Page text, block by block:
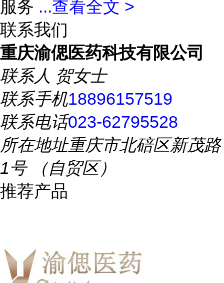
服务 ...查看全文 >
联系我们
重庆渝偲医药科技有限公司
联系人 贺女士
联系手机18896157519
联系电话023-62795528
所在地址重庆市北碚区新茂路
1号 （自贸区）
推荐产品